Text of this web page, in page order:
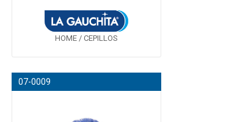
HOME / CEPILLOS
07-0009